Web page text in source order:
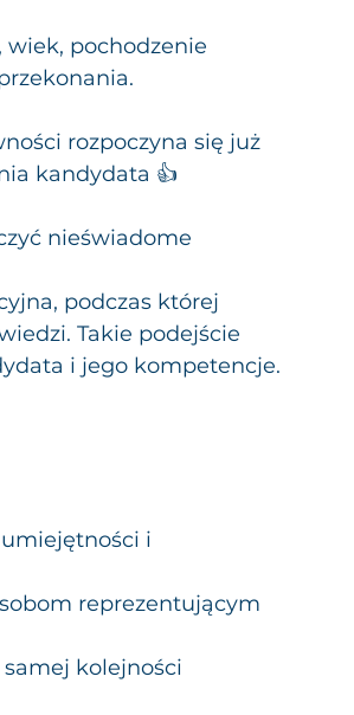
wiek, pochodzenie
rozpoczyna się już
kandydata 👍
nieświadome
podczas której
Takie podejście
i jego kompetencje.
i
reprezentującym
kolejności